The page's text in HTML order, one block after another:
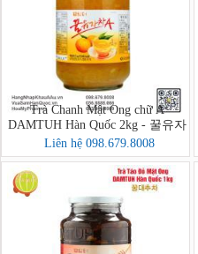
Trà Chanh Mật Ong chữ A
DAMTUH Hàn Quốc 2kg - 꿀유자
차A
Liên hệ 098.679.8008